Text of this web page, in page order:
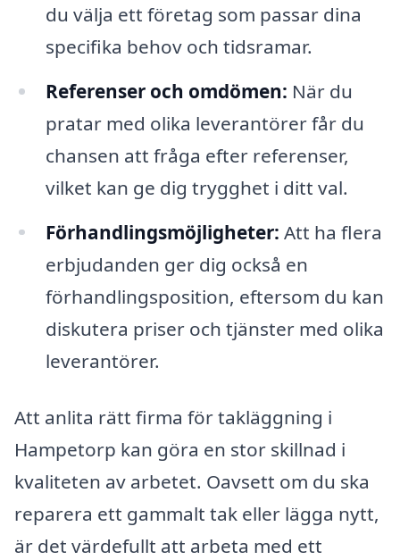
du välja ett företag som passar dina
specifika behov och tidsramar.
Referenser och omdömen: När du
pratar med olika leverantörer får du
chansen att fråga efter referenser,
vilket kan ge dig trygghet i ditt val.
Förhandlingsmöjligheter: Att ha flera
erbjudanden ger dig också en
förhandlingsposition, eftersom du kan
diskutera priser och tjänster med olika
leverantörer.
Att anlita rätt firma för takläggning i
Hampetorp kan göra en stor skillnad i
kvaliteten av arbetet. Oavsett om du ska
reparera ett gammalt tak eller lägga nytt,
är det värdefullt att arbeta med ett